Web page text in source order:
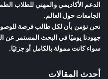
الدعم الأكاديمي والمهني للطلاب
الجامعات حول العالم.
نحن نؤمن بأن لكل طالب فرصة
جهودنا يوميًا في البحث المستمر عن
سواء كانت ممولة بالكامل أو جزئيًا.
أحدث المقالات